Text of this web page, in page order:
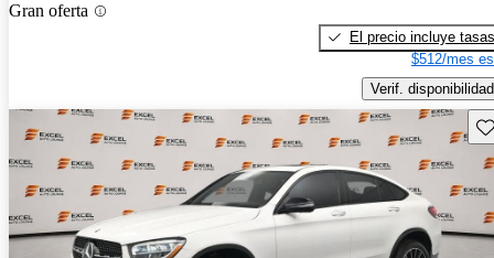
Gran oferta
El precio incluye tasas
$512/mes
Verif. disponibilidad